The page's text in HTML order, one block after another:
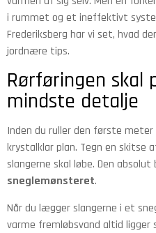
i rummet og et ineffektivt
Frederiksberg har vi set, hvad
jordnære tips.
Rørføringen
mindste detalje
Inden du ruller den første meter
krystalklar plan. Tegn en skitse
slangerne skal løbe. Den
sneglemønsteret.
Når du lægger slangerne i et
varme fremløbsvand altid ligger